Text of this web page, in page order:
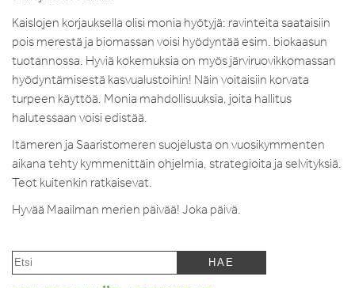
Kaislojen korjauksella olisi monia hyötyjä: ravinteita saataisiin
pois merestä ja biomassan voisi hyödyntää esim. biokaasun
tuotannossa. Hyviä kokemuksia on myös järviruovikkomassan
hyödyntämisestä kasvualustoihin! Näin voitaisiin korvata
turpeen käyttöä. Monia mahdollisuuksia, joita hallitus
halutessaan voisi edistää.
Itämeren ja Saaristomeren suojelusta on vuosikymmenten
aikana tehty kymmenittäin ohjelmia, strategioita ja selvityksiä.
Teot kuitenkin ratkaisevat.
Hyvää Maailman merien päivää! Joka päivä.